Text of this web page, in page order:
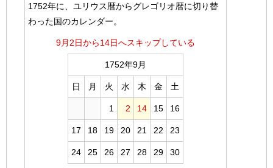
1752年に、ユリウス暦からグレゴリオ暦に切り替
わった国のカレンダー。
9月2日から14日へスキップしている
1752年9月
日 月 火 水 木 金 土
1 2 14 15 16
17 18 19 20 21 22 23
24 25 26 27 28 29 30